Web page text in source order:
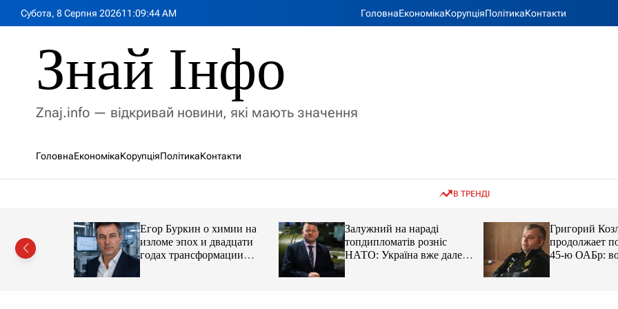
Субота, 8 Серпня 202611 :09:46AM ГоловнаЕкономікаКорупціяПолітикаКонтакти
Знай Інфо
Znaj.info — відкривай новини, які мають значення
ГоловнаЕкономікаКорупціяПолітикаКонтакти
В ТРЕНДІ
із
Егор Буркин о химии на
изломе эпох и двадцати
годах трансформации
Залужний на нараді
топдипломатів розніс
НАТО: Україна вже далеко
попереду
Григорий
продолжает
45-ю ОАБр:
передали